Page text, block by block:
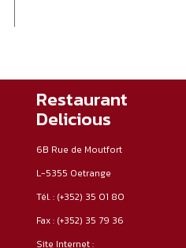
Restaurant
Delicious
6B Rue de Moutfort
L-5355 Oetrange
Tél. : (+352) 35 01 80
Fax : (+352) 35 79 36
Site Internet :